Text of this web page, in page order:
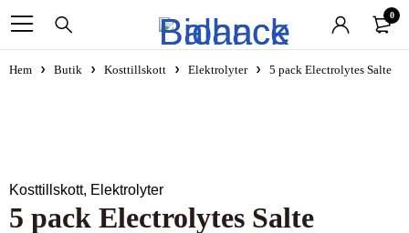
0
Hem Butik Kosttillskott Elektrolyter 5 pack Electrolytes Salte
Kosttillskott, Elektrolyter
5 pack Electrolytes Salte